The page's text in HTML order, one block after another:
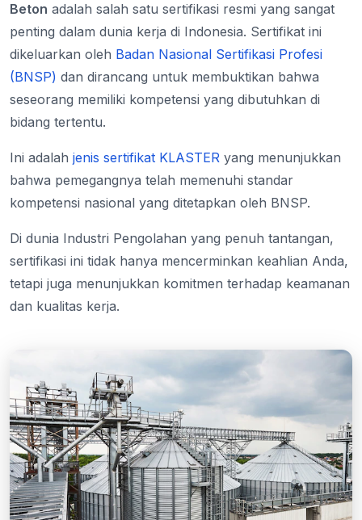
Beton adalah salah satu sertifikasi resmi yang sangat
penting dalam dunia kerja di Indonesia. Sertifikat ini
dikeluarkan oleh Badan Nasional Sertifikasi Profesi
(BNSP) dan dirancang untuk membuktikan bahwa
seseorang memiliki kompetensi yang dibutuhkan di
bidang tertentu.
Ini adalah jenis sertifikat KLASTER yang menunjukkan
bahwa pemegangnya telah memenuhi standar
kompetensi nasional yang ditetapkan oleh BNSP.
Di dunia Industri Pengolahan yang penuh tantangan,
sertifikasi ini tidak hanya mencerminkan keahlian Anda,
tetapi juga menunjukkan komitmen terhadap keamanan
dan kualitas kerja.